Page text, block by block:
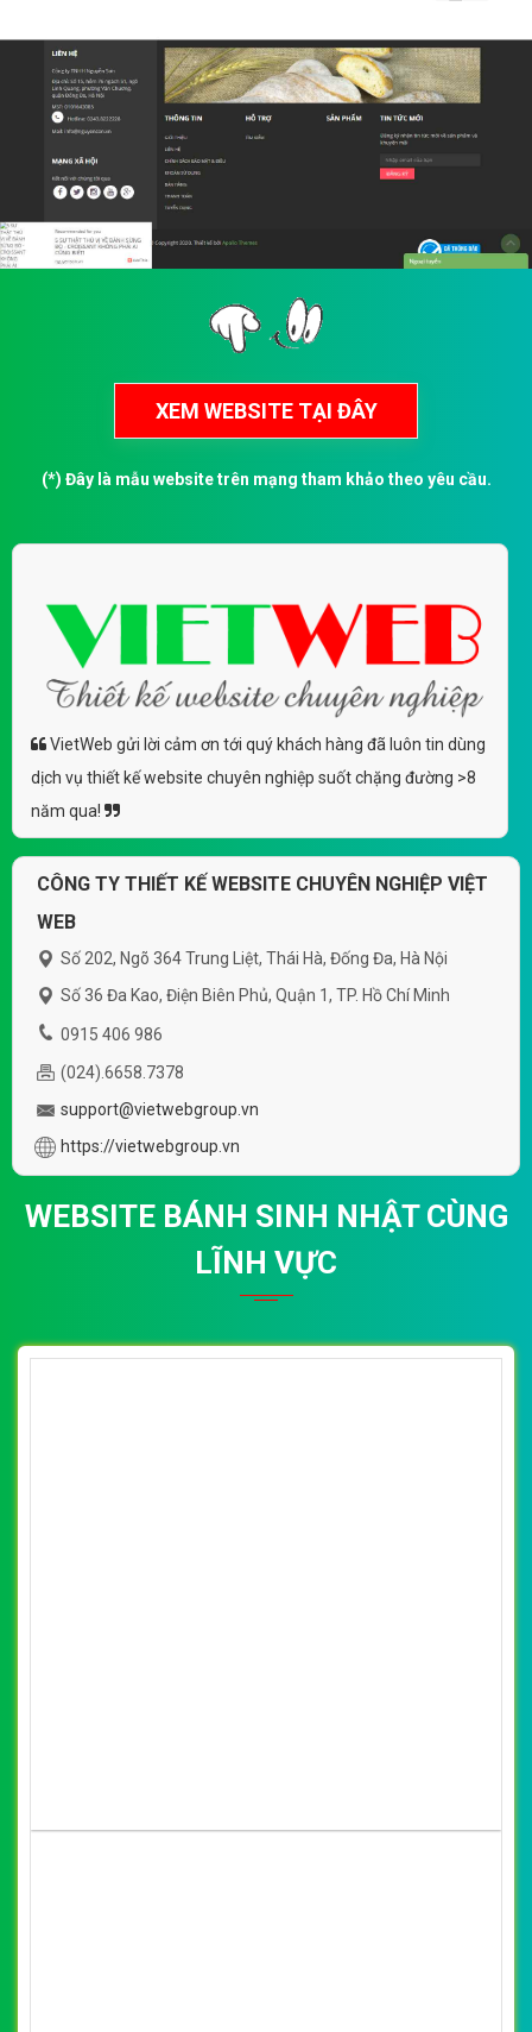
(*) Đây là mẫu website trên mạng tham khảo theo yêu cầu.
VietWeb gửi lời cảm ơn tới quý khách hàng đã luôn tin dùng
dịch vụ thiết kế website chuyên nghiệp suốt chặng đường >8
năm qua!
CÔNG TY THIẾT KẾ WEBSITE CHUYÊN NGHIỆP VIỆT
WEB
Số 202, Ngõ 364 Trung Liệt, Thái Hà, Đống Đa, Hà Nội
Số 36 Đa Kao, Điện Biên Phủ, Quận 1, TP. Hồ Chí Minh
0915 406 986
(024).6658.7378
support@vietwebgroup.vn
https://vietwebgroup.vn
WEBSITE BÁNH SINH NHẬT CÙNG
LĨNH VỰC